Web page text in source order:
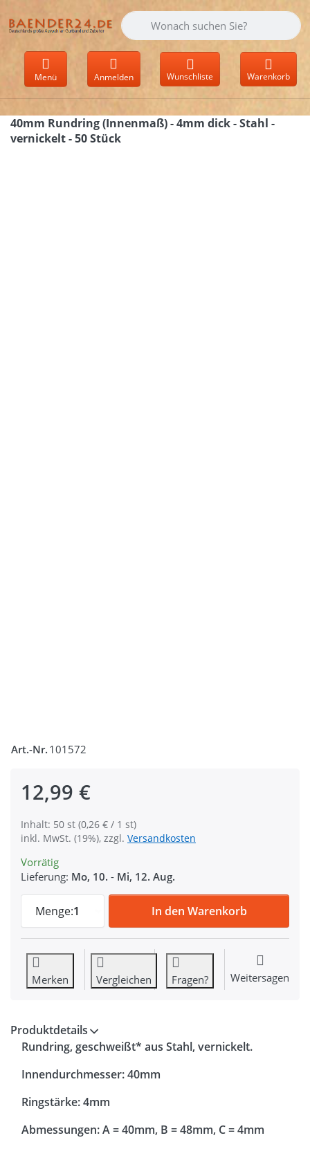
Geben Sie einen Suchbegriff ein.
Menü Anmelden Wunschliste Warenkorb
40mm Rundring (Innenmaß) - 4mm dick - Stahl -
vernickelt - 50 Stück
Art.-Nr. 101572
12,99 €
Inhalt: 50 st (0,26 € / 1 st)
inkl. MwSt. (19%), zzgl. Versandkosten
Vorrätig
Lieferung: Mo, 10. - Mi, 12. Aug.
Menge:1
40mm Rundring (Innenmaß) - 4mm dick
In den Warenkorb
Merken Vergleichen Fragen? Weitersagen
Produktdetails
Rundring, geschweißt* aus Stahl, vernickelt.
Innendurchmesser: 40mm
Ringstärke: 4mm
Abmessungen: A = 40mm, B = 48mm, C = 4mm